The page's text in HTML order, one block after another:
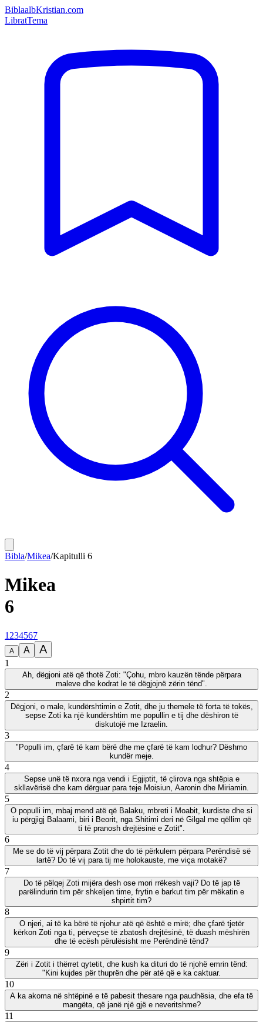
BiblaalbKristian.com
LibratTema
Bibla/Mikea/Kapitulli 6
Mikea
6
1 234567
A A A
1
Ah, dëgjoni atë që thotë Zoti: "Çohu, mbro kauzën tënde përpara
maleve dhe kodrat le të dëgjojnë zërin tënd".
2
Dëgjoni, o male, kundërshtimin e Zotit, dhe ju themele të forta të tokës,
sepse Zoti ka një kundërshtim me popullin e tij dhe dëshiron të
diskutojë me Izraelin.
3
"Populli im, çfarë të kam bërë dhe me çfarë të kam lodhur? Dëshmo
kundër meje.
4
Sepse unë të nxora nga vendi i Egjiptit, të çlirova nga shtëpia e
skllavërisë dhe kam dërguar para teje Moisiun, Aaronin dhe Miriamin.
5
O populli im, mbaj mend atë që Balaku, mbreti i Moabit, kurdiste dhe si
iu përgjigj Balaami, biri i Beorit, nga Shitimi deri në Gilgal me qëllim që
ti të pranosh drejtësinë e Zotit".
6
Me se do të vij përpara Zotit dhe do të përkulem përpara Perëndisë së
lartë? Do të vij para tij me holokauste, me viça motakë?
7
Do të pëlqej Zoti mijëra desh ose mori rrëkesh vaji? Do të jap të
parëlindurin tim për shkeljen time, frytin e barkut tim për mëkatin e
shpirtit tim?
8
O njeri, ai të ka bërë të njohur atë që është e mirë; dhe çfarë tjetër
kërkon Zoti nga ti, përveçse të zbatosh drejtësinë, të duash mëshirën
dhe të ecësh përulësisht me Perëndinë tënd?
9
Zëri i Zotit i thërret qytetit, dhe kush ka dituri do të njohë emrin tënd:
"Kini kujdes për thuprën dhe për atë që e ka caktuar.
10
A ka akoma në shtëpinë e të pabesit thesare nga paudhësia, dhe efa të
mangëta, që janë një gjë e neveritshme?
11